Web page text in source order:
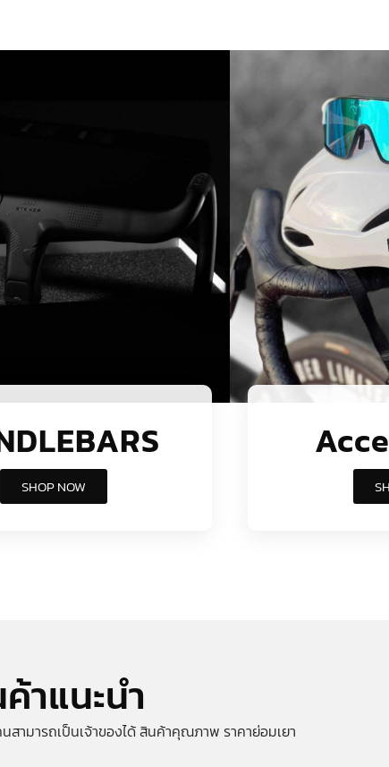
SHOP NOW
าแนะนำ
มารถเป็นเจ้าของได้ สินค้าคุณภาพ ราคาย่อมเยา